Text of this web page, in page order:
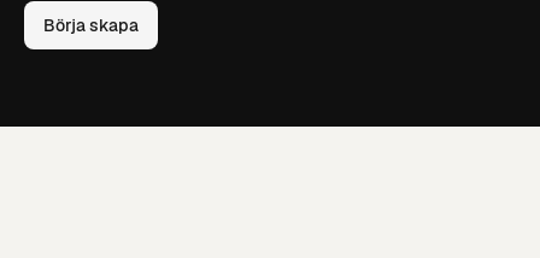
Börja skapa